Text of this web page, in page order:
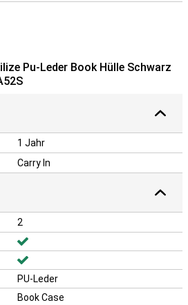
Pu-Leder Book Hülle Schwarz
1 Jahr
Carry In
2
PU-Leder
Book Case